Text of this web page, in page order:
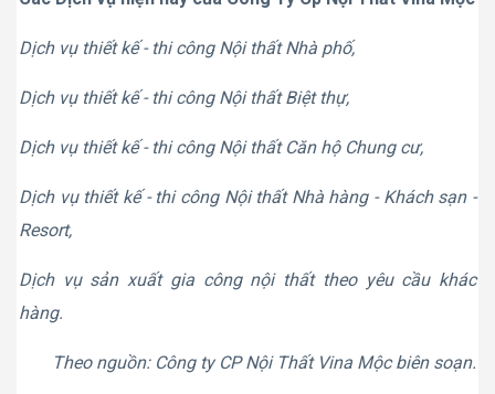
Dịch vụ thiết kế - thi công Nội thất Nhà phố,
Dịch vụ thiết kế - thi công Nội thất Biệt thự,
Dịch vụ thiết kế - thi công Nội thất Căn hộ Chung cư,
Dịch vụ thiết kế - thi công Nội thất Nhà hàng - Khách sạn -
Resort,
Dịch vụ sản xuất gia công nội thất theo yêu cầu khác
hàng.
Theo nguồn: Công ty CP Nội Thất Vina Mộc biên soạn.